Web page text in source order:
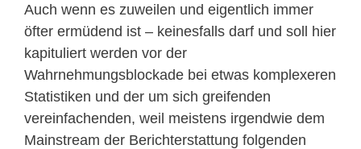
Auch wenn es zuweilen und eigentlich immer
öfter ermüdend ist – keinesfalls darf und soll hier
kapituliert werden vor der
Wahrnehmungsblockade bei etwas komplexeren
Statistiken und der um sich greifenden
vereinfachenden, weil meistens irgendwie dem
Mainstream der Berichterstattung folgenden